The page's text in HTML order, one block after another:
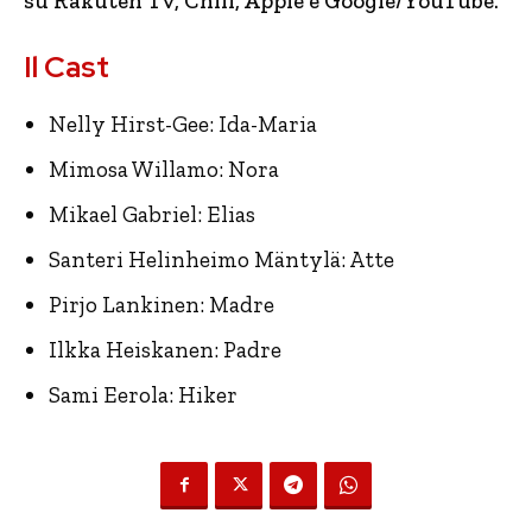
Il Cast
Nelly Hirst-Gee: Ida-Maria
Mimosa Willamo: Nora
Mikael Gabriel: Elias
Santeri Helinheimo Mäntylä: Atte
Pirjo Lankinen: Madre
Ilkka Heiskanen: Padre
Sami Eerola: Hiker